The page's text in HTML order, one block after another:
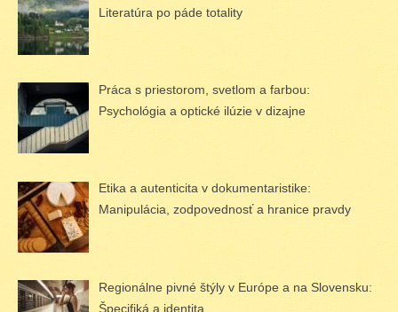
Literatúra po páde totality
Práca s priestorom, svetlom a farbou:
Psychológia a optické ilúzie v dizajne
Etika a autenticita v dokumentaristike:
Manipulácia, zodpovednosť a hranice pravdy
Regionálne pivné štýly v Európe a na Slovensku:
Špecifiká a identita